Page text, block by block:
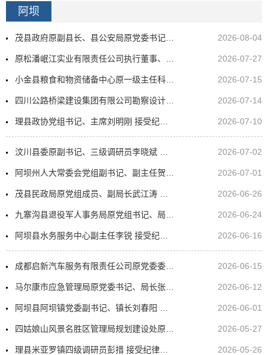
阿坝
茂县政府原副县长、县公安局原党委书记、局长周立军 严重违纪违法被开除党籍和公职 2026-08-04
原松潘岷江实业有限责任公司执行董事、总经理张宏林 严重违纪违法被开除党籍和公职 2026-07-27
小金县粮食和物资储备中心原一级主任科员戴群 严重违纪违法被开除党籍和公职 2026-07-15
四川公路桥梁建设集团有限公司勘察设计分公司第二党支部副书记郭如雷 接受纪律审查和监察调查 2026-07-14
理县政协党组书记、主席刘明刚 接受纪律审查和监察调查 2026-07-10
汶川县委原副书记、三级调研员李晓斌 严重违纪违法被开除党籍和公职 2026-07-02
阿坝州人大常委会党组副书记、副主任贺松 接受纪律审查和监察调查 2026-07-01
茂县民政局原党组成员、副局长武江涛 接受纪律审查和监察调查 2026-06-26
九寨沟县退役军人事务局原党组书记、局长盛涛 接受纪律审查和监察调查 2026-06-24
阿坝县水务服务中心副主任李锐 接受纪律审查和监察调查 2026-06-16
成都启新汽车服务有限责任公司原党委委员、常务副总经理罗鹏 严重违纪违法被开除党籍和公职 2026-06-15
马尔康市应急管理局原党委书记、局长张志伦 严重违纪违法被开除党籍和公职 2026-06-12
阿坝县阿坝镇党委副书记、镇长刘春阳 接受纪律审查和监察调查 2026-06-01
四姑娘山风景名胜区管理局规划建设处原处长邓永和 严重违法被开除公职 2026-05-27
理县米亚罗镇四级调研员彭措 接受纪律审查和监察调查 2026-05-26